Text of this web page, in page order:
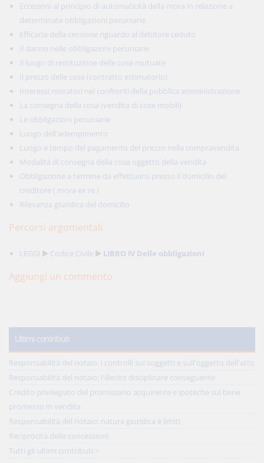
Eccezioni al principio di automaticità della mora in relazione a
determinate obbligazioni pecuniarie
Efficacia della cessione riguardo al debitore ceduto
Il danno nelle obbligazioni pecuniarie
Il luogo di restituzione delle cose mutuate
Il prezzo delle cose (contratto estimatorio)
Interessi moratori nei confronti della pubblica amministrazione
La consegna della cosa (vendita di cose mobili)
Le obbligazioni pecuniarie
Luogo dell'adempimento
Luogo e tempo del pagamento del prezzo nella compravendita
Modalità di consegna della cosa oggetto della vendita
Obbligazione a termine da effettuarsi presso il domicilio del
creditore ( mora ex re )
Rilevanza giuridica del domicilio
Percorsi argomentali
LEGGI Codice Civile LIBRO IV Delle obbligazioni
Aggiungi un commento
Ultimi contributi
Responsabilità del notaio: i controlli sui soggetti e sull'oggetto dell'atto
Responsabilità del notaio: l'illecito disciplinare conseguente
Credito privilegiato del promissario acquirente e ipoteche sul bene
promesso in vendita
Responsabilità del notaio: natura giuridica e limiti
Reciprocità delle concessioni
Tutti gli ultimi contributi >